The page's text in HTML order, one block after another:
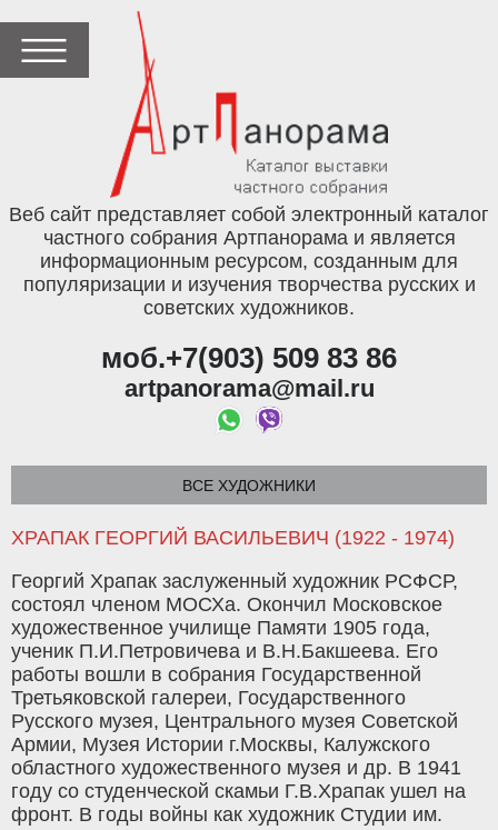
Веб сайт представляет собой электронный каталог
частного собрания Артпанорама и является
информационным ресурсом, созданным для
популяризации и изучения творчества русских и
советских художников.
моб.+7(903) 509 83 86
artpanorama@mail.ru
ВСЕ ХУДОЖНИКИ
ХРАПАК ГЕОРГИЙ ВАСИЛЬЕВИЧ (1922 - 1974)
Георгий Храпак заслуженный художник РСФСР,
состоял членом МОСХа. Окончил Московское
художественное училище Памяти 1905 года,
ученик П.И.Петровичева и В.Н.Бакшеева. Его
работы вошли в собрания Государственной
Третьяковской галереи, Государственного
Русского музея, Центрального музея Советской
Армии, Музея Истории г.Москвы, Калужского
областного художественного музея и др. В 1941
году со студенческой скамьи Г.В.Храпак ушел на
фронт. В годы войны как художник Студии им.